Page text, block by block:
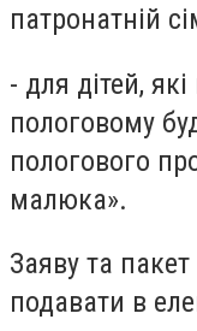
патронатній
- для дітей,
пологовому
пологового
малюка».
Заяву та
подавати в